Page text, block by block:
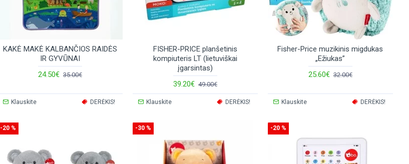
KAKĖ MAKĖ KALBANČIOS RAIDĖS
IR GYVŪNAI
24.50€ 35.00€
Klauskite DERĖKIS!
FISHER-PRICE planšetinis
kompiuteris LT (lietuviškai
įgarsintas)
39.20€ 49.00€
Klauskite DERĖKIS!
Fisher-Price muzikinis migdukas
„Ežiukas”
25.60€ 32.00€
Klauskite DERĖKIS!
-20 % -30 % -20 %